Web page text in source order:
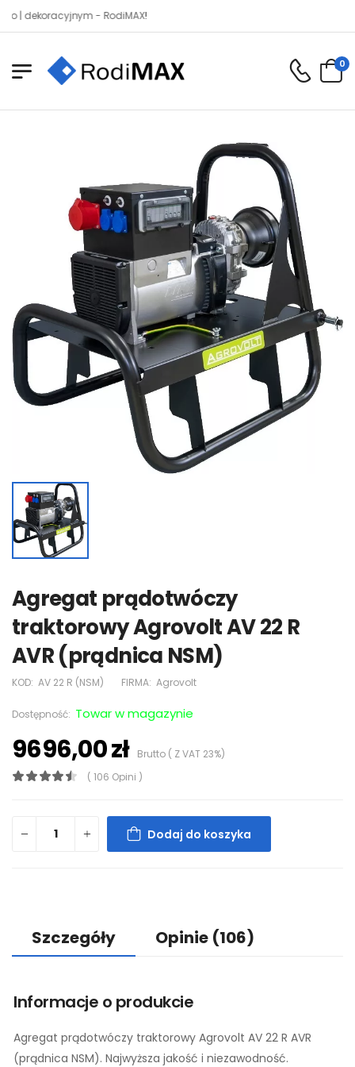
- RodiMAX!
0
Agregat prądotwóczy
traktorowy Agrovolt AV 22 R
AVR (prądnica NSM)
KOD: AV 22 R (NSM) FIRMA: Agrovolt
Dostępność: Towar w magazynie
9696,00 złBrutto ( Z VAT 23%)
( 106 Opini )
Dodaj do koszyka
Szczegóły Opinie (106)
Informacje o produkcie
Agregat prądotwóczy traktorowy Agrovolt AV 22 R AVR
(prądnica NSM). Najwyższa jakość i niezawodność.